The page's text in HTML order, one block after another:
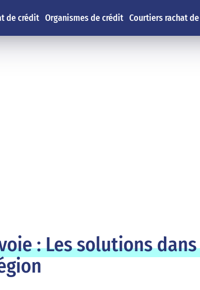
de crédit Organismes de crédit Courtiers rachat
: Les solutions